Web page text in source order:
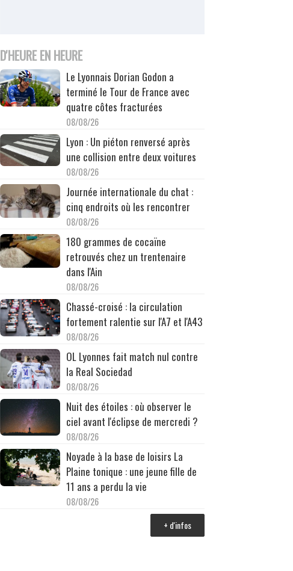
D'HEURE EN HEURE
Le Lyonnais Dorian Godon a
terminé le Tour de France avec
quatre côtes fracturées
08/08/26
Lyon : Un piéton renversé après
une collision entre deux voitures
08/08/26
Journée internationale du chat :
cinq endroits où les rencontrer
08/08/26
180 grammes de cocaïne
retrouvés chez un trentenaire
dans l'Ain
08/08/26
Chassé-croisé : la circulation
fortement ralentie sur l'A7 et l'A43
08/08/26
OL Lyonnes fait match nul contre
la Real Sociedad
08/08/26
Nuit des étoiles : où observer le
ciel avant l'éclipse de mercredi ?
08/08/26
Noyade à la base de loisirs La
Plaine tonique : une jeune fille de
11 ans a perdu la vie
08/08/26
+ d'infos